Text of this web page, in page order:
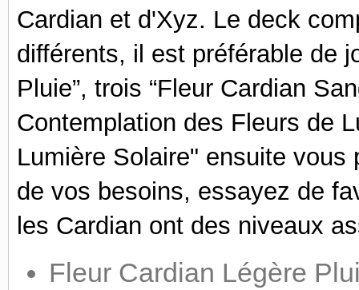
Cardian et d'Xyz. Le deck
différents, il est préférable de
Pluie”, trois “Fleur Cardian
Contemplation des Fleurs de
Lumière Solaire" ensuite
de vos besoins, essayez de
les Cardian ont des niveaux
Fleur Cardian Légère